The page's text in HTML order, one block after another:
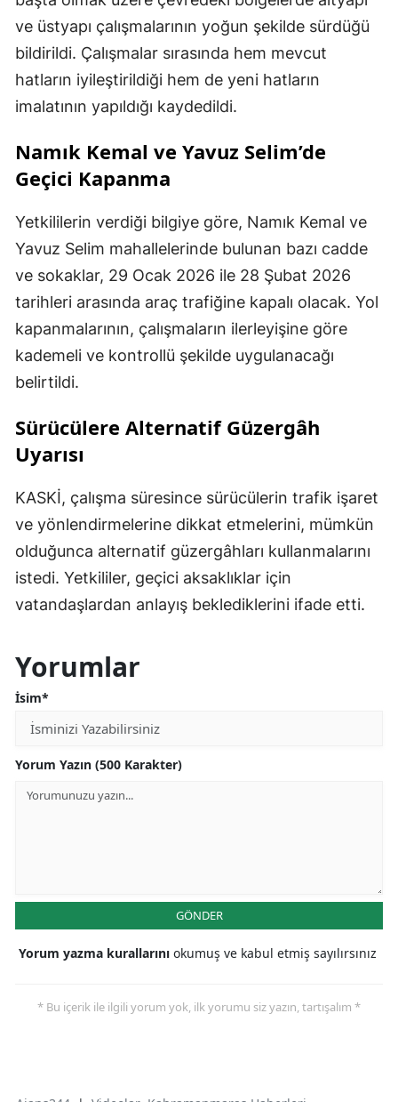
ve üstyapı çalışmalarının yoğun şekilde sürdüğü
bildirildi. Çalışmalar sırasında hem mevcut
hatların iyileştirildiği hem de yeni hatların
imalatının yapıldığı kaydedildi.
Namık Kemal ve Yavuz Selim’de
Geçici Kapanma
Yetkililerin verdiği bilgiye göre, Namık Kemal ve
Yavuz Selim mahallelerinde bulunan bazı cadde
ve sokaklar, 29 Ocak 2026 ile 28 Şubat 2026
tarihleri arasında araç trafiğine kapalı olacak. Yol
kapanmalarının, çalışmaların ilerleyişine göre
kademeli ve kontrollü şekilde uygulanacağı
belirtildi.
Sürücülere Alternatif Güzergâh
Uyarısı
KASKİ, çalışma süresince sürücülerin trafik işaret
ve yönlendirmelerine dikkat etmelerini, mümkün
olduğunca alternatif güzergâhları kullanmalarını
istedi. Yetkililer, geçici aksaklıklar için
vatandaşlardan anlayış beklediklerini ifade etti.
Yorumlar
İsim*
Yorum Yazın (500 Karakter)
GÖNDER
Yorum yazma kurallarını okumuş ve kabul etmiş sayılırsınız
* Bu içerik ile ilgili yorum yok, ilk yorumu siz yazın, tartışalım *